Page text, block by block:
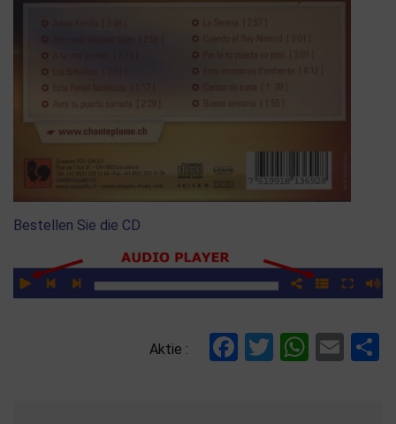
Bestellen Sie die CD
Aktie : Facebook
Twitter